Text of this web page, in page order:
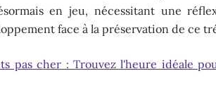
en jeu, nécessitant une
face à la préservation de ce
pas cher : Trouvez l'heure idéale